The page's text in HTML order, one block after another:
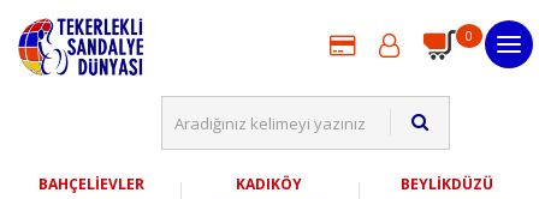
0
BAHÇELİEVLER KADIKÖY BEYLİKDÜZÜ